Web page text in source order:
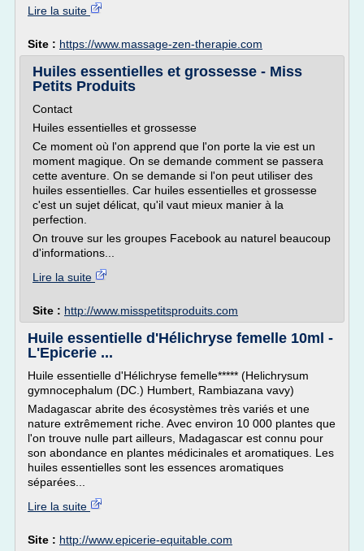
Lire la suite
Site : https://www.massage-zen-therapie.com
Huiles essentielles et grossesse - Miss
Petits Produits
Contact
Huiles essentielles et grossesse
Ce moment où l'on apprend que l'on porte la vie est un
moment magique. On se demande comment se passera
cette aventure. On se demande si l'on peut utiliser des
huiles essentielles. Car huiles essentielles et grossesse
c'est un sujet délicat, qu'il vaut mieux manier à la
perfection.
On trouve sur les groupes Facebook au naturel beaucoup
d'informations...
Lire la suite
Site : http://www.misspetitsproduits.com
Huile essentielle d'Hélichryse femelle 10ml -
L'Epicerie ...
Huile essentielle d'Hélichryse femelle***** (Helichrysum
gymnocephalum (DC.) Humbert, Rambiazana vavy)
Madagascar abrite des écosystèmes très variés et une
nature extrêmement riche. Avec environ 10 000 plantes que
l'on trouve nulle part ailleurs, Madagascar est connu pour
son abondance en plantes médicinales et aromatiques. Les
huiles essentielles sont les essences aromatiques
séparées...
Lire la suite
Site : http://www.epicerie-equitable.com